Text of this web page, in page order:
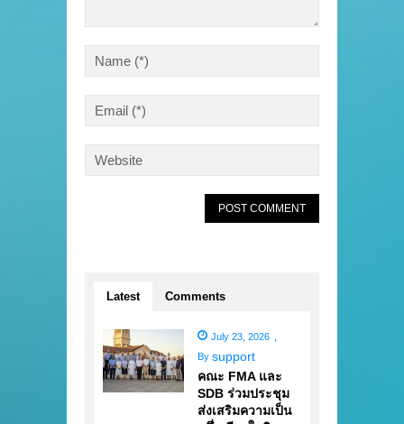
Latest Comments
July 23, 2026
By support
คณะ FMA และ
SDB ร่วมประชุม
ส่งเสริมความเป็น